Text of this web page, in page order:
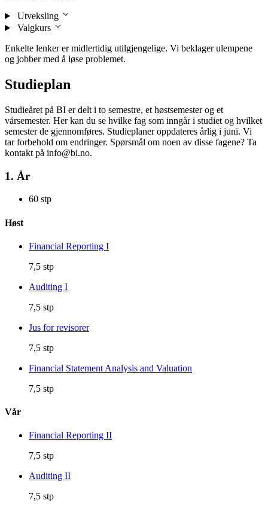
Utveksling
Valgkurs
Enkelte lenker er midlertidig utilgjengelige. Vi beklager ulempene
og jobber med å løse problemet.
Studieplan
Studieåret på BI er delt i to semestre, et høstsemester og et
vårsemester. Her kan du se hvilke fag som inngår i studiet og hvilket
semester de gjennomføres. Studieplaner oppdateres årlig i juni. Vi
tar forbehold om endringer. Spørsmål om noen av disse fagene? Ta
kontakt på info@bi.no.
1. År
60 stp
Høst
Financial Reporting I
7,5 stp
Auditing I
7,5 stp
Jus for revisorer
7,5 stp
Financial Statement Analysis and Valuation
7,5 stp
Vår
Financial Reporting II
7,5 stp
Auditing II
7,5 stp